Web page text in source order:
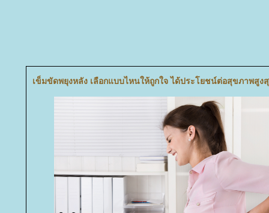
เข็มขัดพยุงหลัง เลือกแบบไหนให้ถูกใจ ได้ประโยชน์ต่อสุขภาพสูง